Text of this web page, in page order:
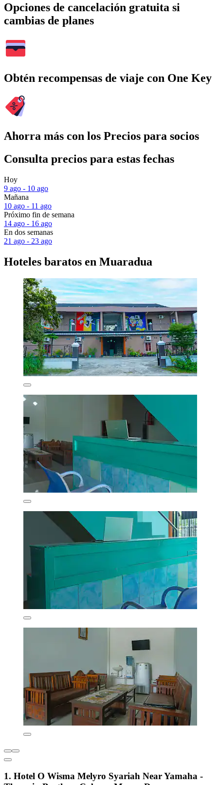
Opciones de cancelación gratuita si
cambias de planes
Obtén recompensas de viaje con One Key
Ahorra más con los Precios para socios
Consulta precios para estas fechas
Hoy
9 ago - 10 ago
Mañana
10 ago - 11 ago
Próximo fin de semana
14 ago - 16 ago
En dos semanas
21 ago - 23 ago
Hoteles baratos en Muaradua
1. Hotel O Wisma Melyro Syariah Near Yamaha -